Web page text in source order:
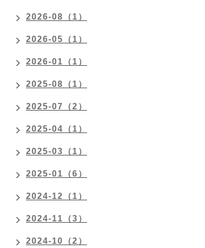
2026-08（1）
2026-05（1）
2026-01（1）
2025-08（1）
2025-07（2）
2025-04（1）
2025-03（1）
2025-01（6）
2024-12（1）
2024-11（3）
2024-10（2）